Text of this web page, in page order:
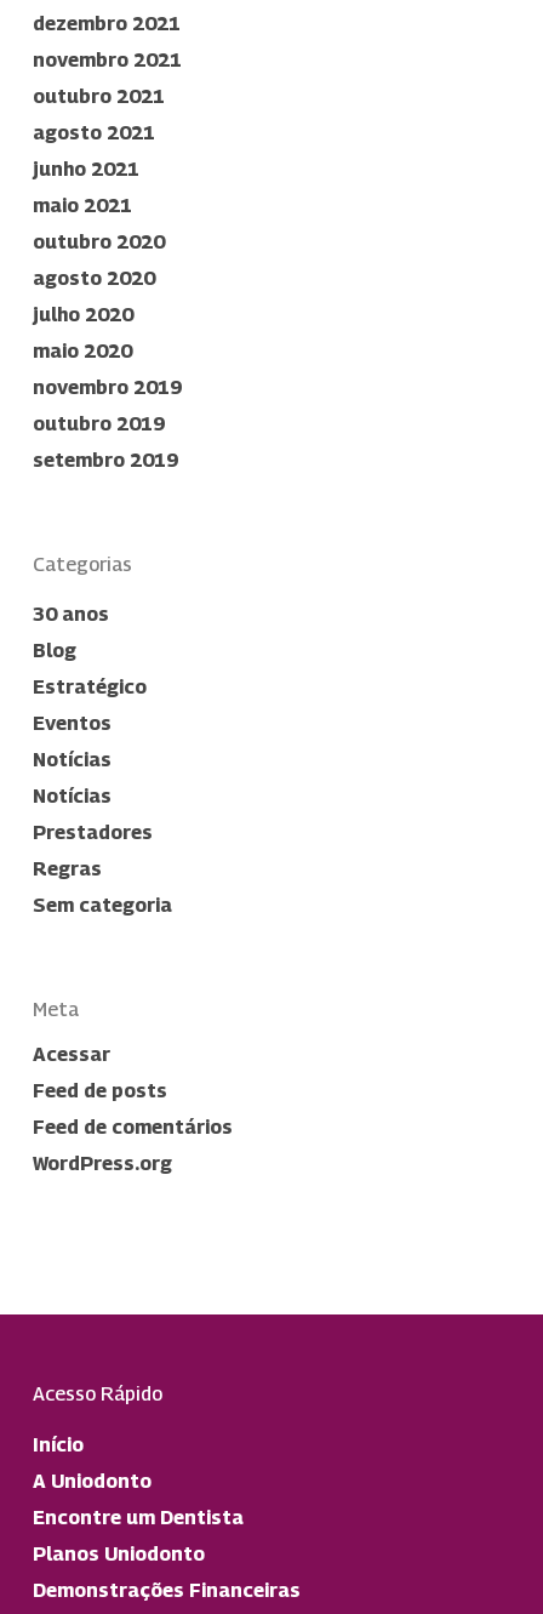
dezembro 2021
novembro 2021
outubro 2021
agosto 2021
junho 2021
maio 2021
outubro 2020
agosto 2020
julho 2020
maio 2020
novembro 2019
outubro 2019
setembro 2019
Categorias
30 anos
Blog
Estratégico
Eventos
Notícias
Notícias
Prestadores
Regras
Sem categoria
Meta
Acessar
Feed de posts
Feed de comentários
WordPress.org
Acesso Rápido
Início
A Uniodonto
Encontre um Dentista
Planos Uniodonto
Demonstrações Financeiras